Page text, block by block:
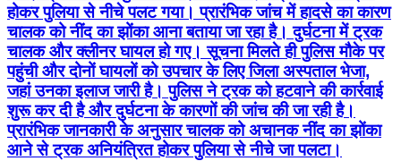
होकर पुलिया से नीचे पलट गया। प्रारंभिक जांच में हादसे का कारण
चालक को नींद का झोंका आना बताया जा रहा है। दुर्घटना में ट्रक
चालक और क्लीनर घायल हो गए। सूचना मिलते ही पुलिस मौके पर
पहुंची और दोनों घायलों को उपचार के लिए जिला अस्पताल भेजा,
जहां उनका इलाज जारी है। पुलिस ने ट्रक को हटवाने की कार्रवाई
शुरू कर दी है और दुर्घटना के कारणों की जांच की जा रही है।
प्रारंभिक जानकारी के अनुसार चालक को अचानक नींद का झोंका
आने से ट्रक अनियंत्रित होकर पुलिया से नीचे जा पलटा।